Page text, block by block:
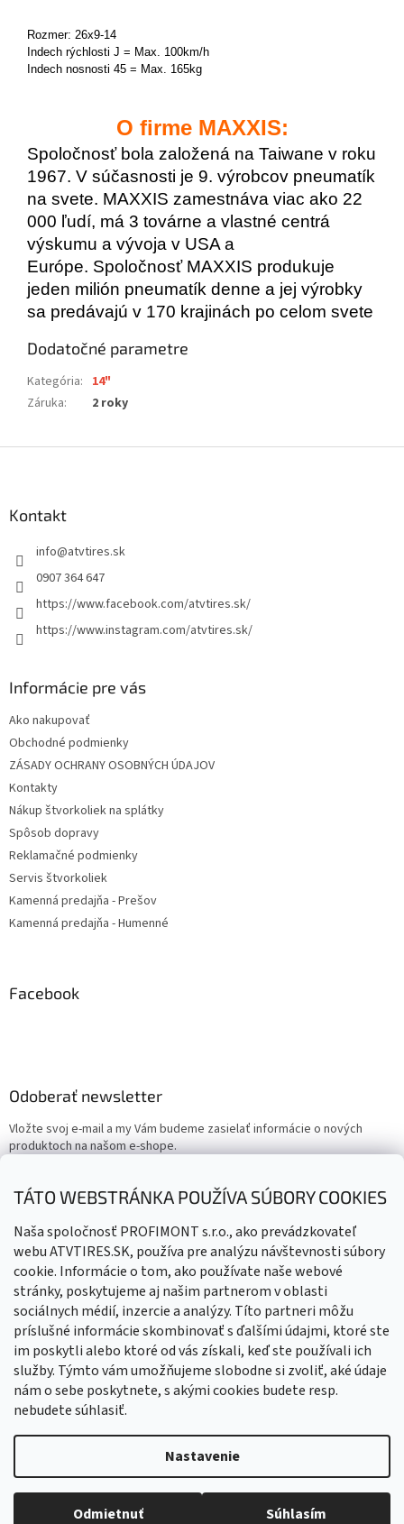
TÁTO WEBSTRÁNKA POUŽÍVA SÚBORY COOKIES
Naša spoločnosť PROFIMONT s.r.o., ako prevádzkovateľ
webu ATVTIRES.SK, používa pre analýzu návštevnosti súbory
cookie. Informácie o tom, ako používate naše webové
stránky, poskytujeme aj našim partnerom v oblasti
sociálnych médií, inzercie a analýzy. Títo partneri môžu
príslušné informácie skombinovať s ďalšími údajmi, ktoré ste
im poskytli alebo ktoré od vás získali, keď ste používali ich
služby. Týmto vám umožňujeme slobodne si zvoliť, aké údaje
nám o sebe poskytnete, s akými cookies budete resp.
nebudete súhlasiť.
Nastavenie
Odmietnuť Súhlasím
Rozmer: 26x9-14
Indech rýchlosti J = Max. 100km/h
Indech nosnosti 45 = Max. 165kg
O firme MAXXIS:
Spoločnosť bola založená na Taiwane v roku
1967. V súčasnosti je 9. výrobcov pneumatík
na svete. MAXXIS zamestnáva viac ako 22
000 ľudí, má 3 továrne a vlastné centrá
výskumu a vývoja v USA a
Európe. Spoločnosť MAXXIS produkuje
jeden milión pneumatík denne a jej výrobky
sa predávajú v 170 krajinách po celom svete
Dodatočné parametre
Kategória: 14"
Záruka: 2 roky
Kontakt
info@atvtires.sk
0907 364 647
https://www.facebook.com/atvtires.sk/
https://www.instagram.com/atvtires.sk/
Informácie pre vás
Ako nakupovať
Obchodné podmienky
ZÁSADY OCHRANY OSOBNÝCH ÚDAJOV
Kontakty
Nákup štvorkoliek na splátky
Spôsob dopravy
Reklamačné podmienky
Servis štvorkoliek
Kamenná predajňa - Prešov
Kamenná predajňa - Humenné
Facebook
Odoberať newsletter
Vložte svoj e-mail a my Vám budeme zasielať informácie o nových
produktoch na našom e-shope.
Email
Vložením e-mailu súhlasíte spodmienkami ochrany osobných
údajov
PRIHLÁSIŤ SA
Copyright 2026ATVTIRES - Štvorkolky, doplnky, diely. Všetky
práva vyhradené.
Upraviť nastavenie cookies